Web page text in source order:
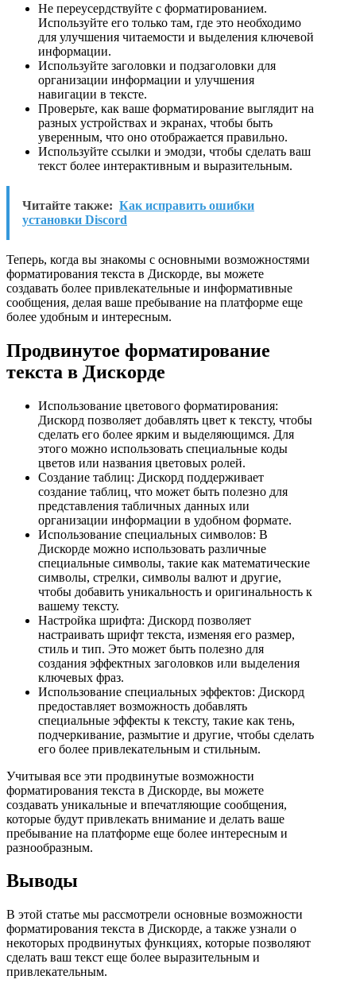
Не переусердствуйте с форматированием.
Используйте его только там, где это необходимо
для улучшения читаемости и выделения ключевой
информации.
Используйте заголовки и подзаголовки для
организации информации и улучшения
навигации в тексте.
Проверьте, как ваше форматирование выглядит на
разных устройствах и экранах, чтобы быть
уверенным, что оно отображается правильно.
Используйте ссылки и эмодзи, чтобы сделать ваш
текст более интерактивным и выразительным.
Читайте также: Как исправить ошибки
установки Discord
Теперь, когда вы знакомы с основными возможностями
форматирования текста в Дискорде, вы можете
создавать более привлекательные и информативные
сообщения, делая ваше пребывание на платформе еще
более удобным и интересным.
Продвинутое форматирование
текста в Дискорде
Использование цветового форматирования:
Дискорд позволяет добавлять цвет к тексту, чтобы
сделать его более ярким и выделяющимся. Для
этого можно использовать специальные коды
цветов или названия цветовых ролей.
Создание таблиц: Дискорд поддерживает
создание таблиц, что может быть полезно для
представления табличных данных или
организации информации в удобном формате.
Использование специальных символов: В
Дискорде можно использовать различные
специальные символы, такие как математические
символы, стрелки, символы валют и другие,
чтобы добавить уникальность и оригинальность к
вашему тексту.
Настройка шрифта: Дискорд позволяет
настраивать шрифт текста, изменяя его размер,
стиль и тип. Это может быть полезно для
создания эффектных заголовков или выделения
ключевых фраз.
Использование специальных эффектов: Дискорд
предоставляет возможность добавлять
специальные эффекты к тексту, такие как тень,
подчеркивание, размытие и другие, чтобы сделать
его более привлекательным и стильным.
Учитывая все эти продвинутые возможности
форматирования текста в Дискорде, вы можете
создавать уникальные и впечатляющие сообщения,
которые будут привлекать внимание и делать ваше
пребывание на платформе еще более интересным и
разнообразным.
Выводы
В этой статье мы рассмотрели основные возможности
форматирования текста в Дискорде, а также узнали о
некоторых продвинутых функциях, которые позволяют
сделать ваш текст еще более выразительным и
привлекательным.